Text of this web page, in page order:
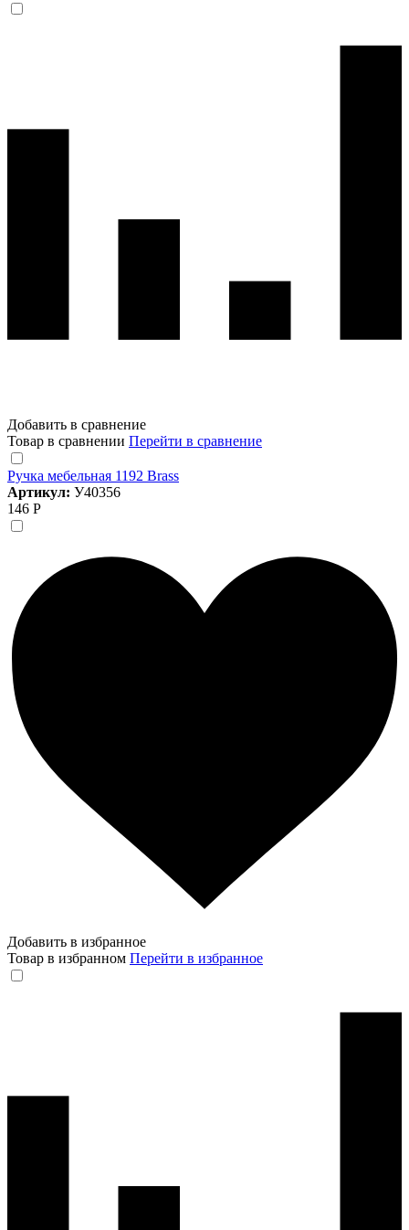
Добавить в сравнение
Товар в сравнении Перейти в сравнение
Ручка мебельная 1192 Brass
Артикул: У40356
146 Р
Добавить в избранное
Товар в избранном Перейти в избранное